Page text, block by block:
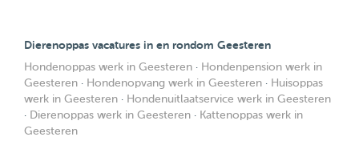
Dierenoppas vacatures in en rondom Geesteren
Hondenoppas werk in Geesteren · Hondenpension werk in
Geesteren · Hondenopvang werk in Geesteren · Huisoppas
werk in Geesteren · Hondenuitlaatservice werk in Geesteren
· Dierenoppas werk in Geesteren · Kattenoppas werk in
Geesteren